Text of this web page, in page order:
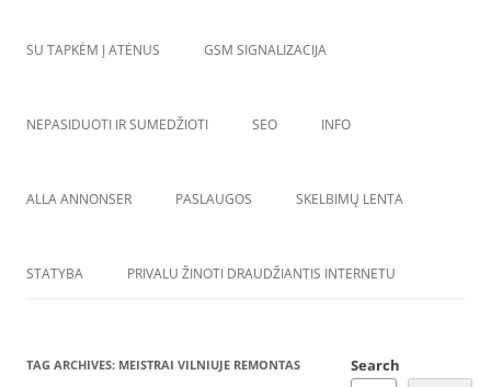
SU TAPKĖM Į ATĖNUS GSM SIGNALIZACIJA
NEPASIDUOTI IR SUMEDŽIOTI SEO INFO
ALLA ANNONSER PASLAUGOS SKELBIMŲ LENTA
STATYBA PRIVALU ŽINOTI DRAUDŽIANTIS INTERNETU
TAG ARCHIVES: MEISTRAI VILNIUJE REMONTAS
Search